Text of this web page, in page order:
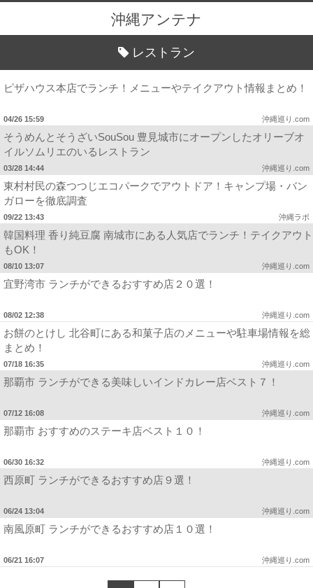
沖縄アンテナ
レストラン
ピザハウス本店でランチ！メニューやテイクアウト情報まとめ！
04/26 15:59 沖縄巡り.com
そうめんとそうざいSouSou 豊見城市にオープンしたオリーブオ
イルソムリエのいるレストラン
03/28 14:44 沖縄巡り.com
東村村民の森つつじエコパークでアウトドア！キャンプ場・バン
ガローを徹底調査
09/22 13:43 沖縄ラボ
韓国料理 香り純豆腐 南城市にある人気店でランチ！テイクアウト
もOK！
08/10 13:07 沖縄巡り.com
宜野湾市 ランチができるおすすめ店２０選！
08/02 12:38 沖縄巡り.com
お餅のとけし 北谷町にある和菓子店のメニューや駐車場情報を総
まとめ！
07/18 16:35 沖縄巡り.com
那覇市 ランチができる美味しいインドカレー店ベスト７！
07/12 16:08 沖縄巡り.com
那覇市 おすすめのステーキ店ベスト１０！
06/30 16:32 沖縄巡り.com
西原町 ランチができるおすすめ店９選！
06/24 13:04 沖縄巡り.com
南風原町 ランチができるおすすめ店１０選！
06/21 16:07 沖縄巡り.com